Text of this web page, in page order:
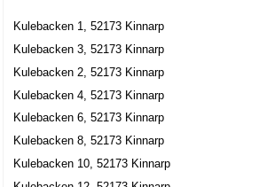
Kulebacken 1, 52173 Kinnarp
Kulebacken 3, 52173 Kinnarp
Kulebacken 2, 52173 Kinnarp
Kulebacken 4, 52173 Kinnarp
Kulebacken 6, 52173 Kinnarp
Kulebacken 8, 52173 Kinnarp
Kulebacken 10, 52173 Kinnarp